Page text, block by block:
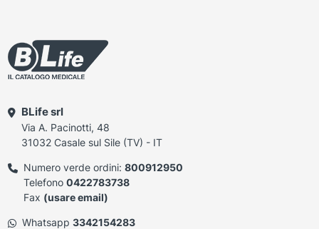
BLife srl
Via A. Pacinotti, 48
31032 Casale sul Sile (TV) - IT
Numero verde ordini: 800912950
Telefono 0422783738
Fax (usare email)
Whatsapp 3342154283